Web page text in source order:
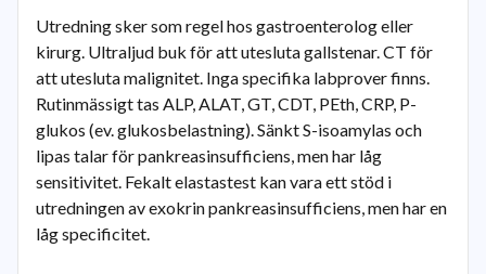
Utredning sker som regel hos gastroenterolog eller
kirurg. Ultraljud buk för att utesluta gallstenar. CT för
att utesluta malignitet. Inga specifika labprover finns.
Rutinmässigt tas ALP, ALAT, GT, CDT, PEth, CRP, P-
glukos (ev. glukosbelastning). Sänkt S-isoamylas och
lipas talar för pankreasinsufficiens, men har låg
sensitivitet. Fekalt elastastest kan vara ett stöd i
utredningen av exokrin pankreasinsufficiens, men har en
låg specificitet.